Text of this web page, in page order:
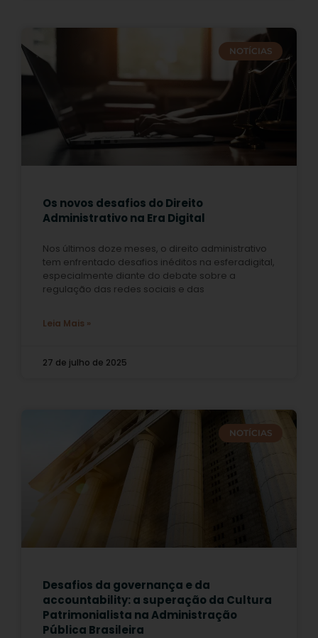
NOTÍCIAS
Os novos desafios do Direito
Administrativo na Era Digital
Nos últimos doze meses, o direito administrativo
tem enfrentado desafios inéditos na esferadigital,
especialmente diante do debate sobre a
regulação das redes sociais e das
Leia Mais »
27 de julho de 2025
NOTÍCIAS
Desafios da governança e da
accountability: a superação da Cultura
Patrimonialista na Administração
Pública Brasileira